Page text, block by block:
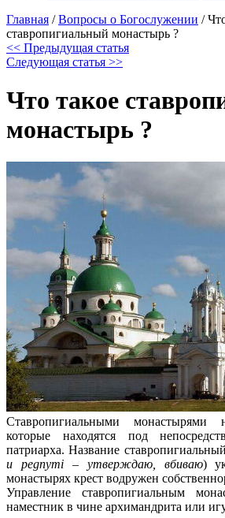
Главная /Вопросы о Богослужении /
ставропигиальный монастырь ?
<< Предыдущая статья
Следующая статья >>
Что такое
монастырь ?
Ставропигиальными монастырями
которые находятся под
патриарха. Название
и pegnymi – утверждаю, вбиваю)
монастырях крест водружен
Управление ставропигиальным
наместник в чине архимандрита или